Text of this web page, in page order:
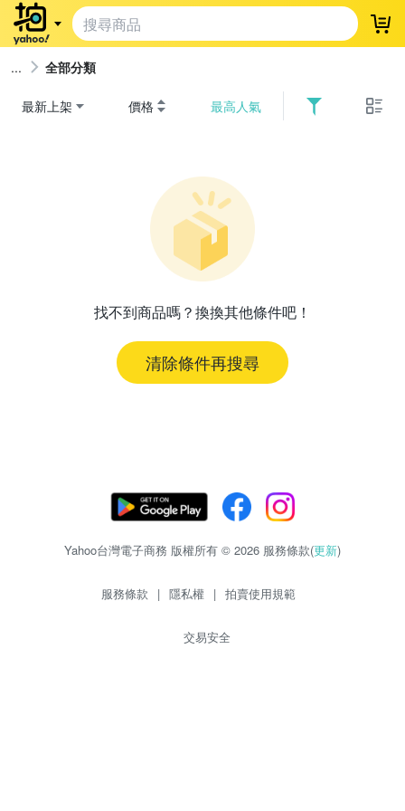
登
全部分類
最新上架 價格 最高人氣
找不到商品嗎？換換其他條件吧！
清除條件再搜尋
Yahoo台灣電子商務 版權所有 © 2026 服務條款(更新)
服務條款 | 隱私權 | 拍賣使用規範
交易安全